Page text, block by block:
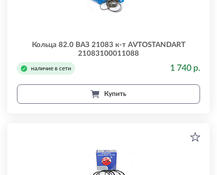
Кольца 82.0 ВАЗ 21083 к-т AVTOSTANDART
21083100011088
наличие в сети 1 740 р.
Купить